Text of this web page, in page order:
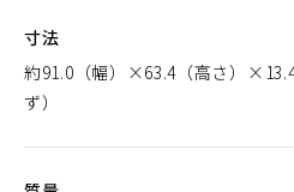
寸法
約91.0（幅）×63.4（高さ）
ず）